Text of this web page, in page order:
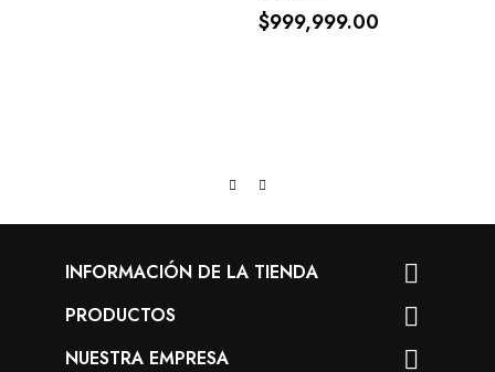
Precio
$999,999.00
INFORMACIÓN DE LA TIENDA 
PRODUCTOS 
NUESTRA EMPRESA 